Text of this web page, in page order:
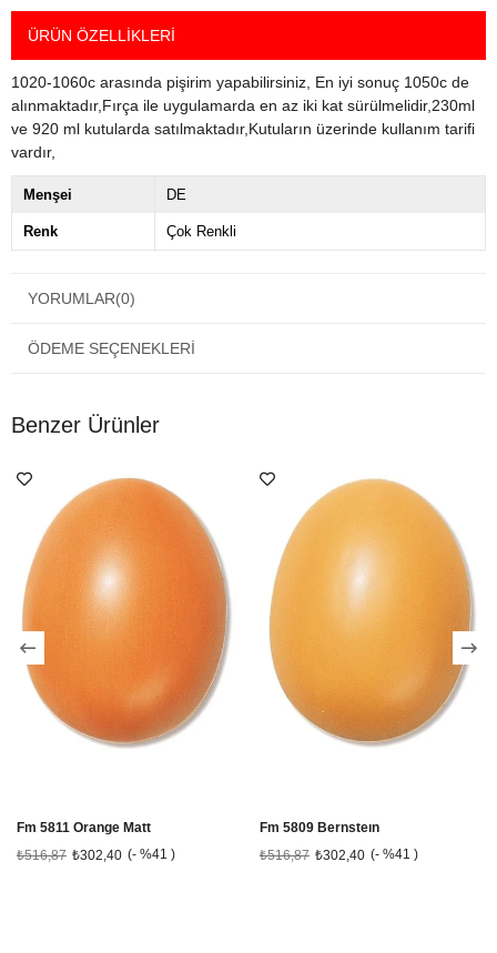
ÜRÜN ÖZELLIKLERI
1020-1060c arasında pişirim yapabilirsiniz, En iyi sonuç 1050c de
alınmaktadır,Fırça ile uygulamarda en az iki kat sürülmelidir,230ml
ve 920 ml kutularda satılmaktadır,Kutuların üzerinde kullanım tarifi
vardır,
Menşei DE
Renk Çok Renkli
YORUMLAR(0)
ÖDEME SEÇENEKLERI
Benzer Ürünler
Fm 5811 Orange Matt
₺302,40
₺516,87 %41
Fm 5809 Bernsteın
₺302,40
₺516,87 %41